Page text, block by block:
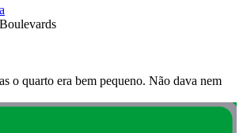
o quarto era bem pequeno. Não dava nem